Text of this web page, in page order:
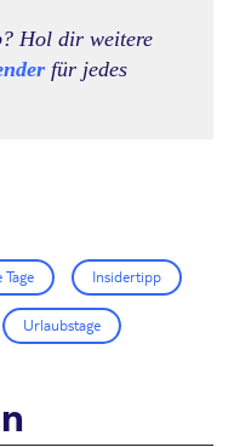
Hol dir weitere
für jedes
Insidertipp
Urlaubstage